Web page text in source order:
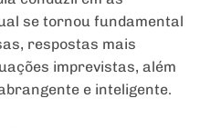
se tornou fundamental
respostas mais
imprevistas, além
e inteligente.